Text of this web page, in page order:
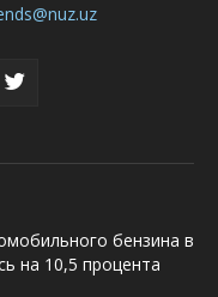
бензина в
на 10,5 процента